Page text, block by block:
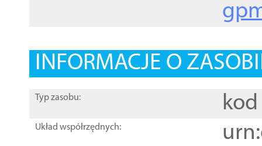
INFORMACJE O
Typ zasobu: kod
Układ współrzędnych: